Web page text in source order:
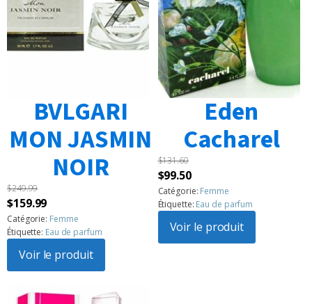
BVLGARI
MON JASMIN
NOIR
$249.99
Le
prix
initial
était :
$249.99.
$159.99Le
prix
actuel
est :
$159.99.
Catégorie: Femme
Étiquette: Eau de parfum
Voir le produit
Eden
Cacharel
$131.60
Le
prix
initial
était :
$131.60.
$99.50Le
prix
actuel
est :
$99.50.
Catégorie: Femme
Étiquette: Eau de parfum
Voir le produit